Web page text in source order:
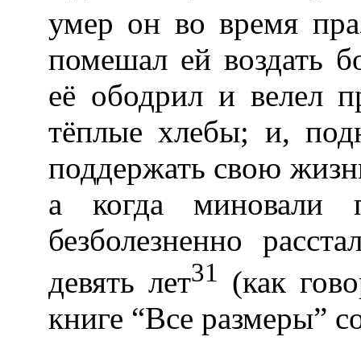
умер он во время
помешал ей воздать
её ободрил и велел
тёплые хлебы; и,
поддержать свою
а когда миновали
безболезненно
девять лет31
(как
книге “Все размеры”